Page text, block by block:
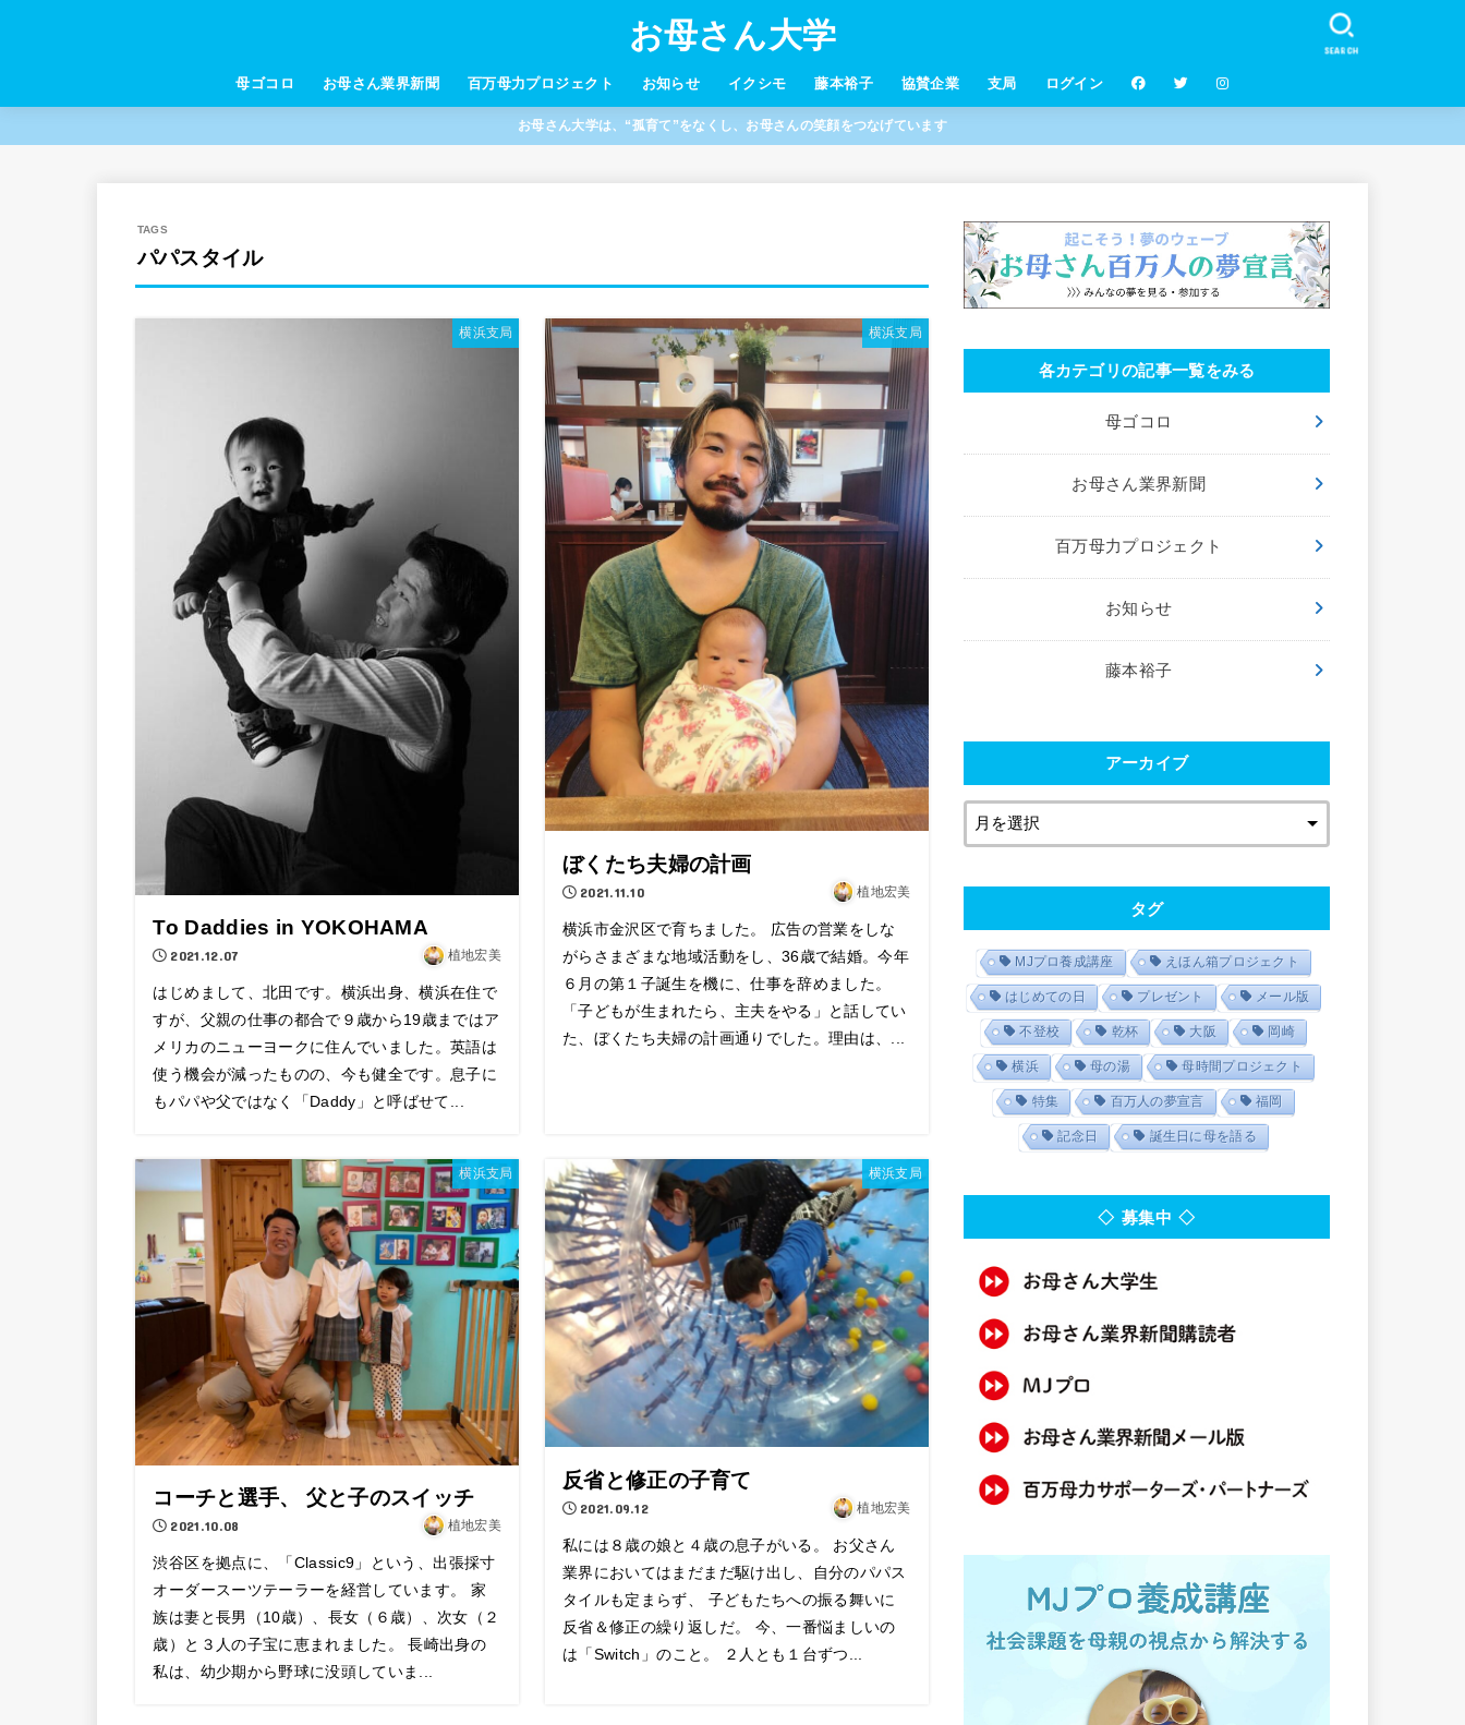
お母さん大学
母ゴコロ お母さん業界新聞 百万母力プロジェクト お知らせ イクシモ 藤本裕子 協賛企業 支局 ログイン
SEARCH
お母さん大学は、“孤育て”をなくし、お母さんの笑顔をつなげています
パパスタイル
横浜支局
To Daddies in YOKOHAMA
2021.12.07 植地宏美
はじめまして、北田です。横浜出身、横浜在住で
すが、父親の仕事の都合で９歳から19歳まではア
メリカのニューヨークに住んでいました。英語は
使う機会が減ったものの、今も健全です。息子に
もパパや父ではなく「Daddy」と呼ばせて...
横浜支局
ぼくたち夫婦の計画
2021.11.10 植地宏美
横浜市金沢区で育ちました。 広告の営業をしな
がらさまざまな地域活動をし、36歳で結婚。今年
６月の第１子誕生を機に、仕事を辞めました。
「子どもが生まれたら、主夫をやる」と話してい
た、ぼくたち夫婦の計画通りでした。理由は、...
横浜支局
コーチと選手、 父と子のスイッチ
2021.10.08 植地宏美
渋谷区を拠点に、「Classic9」という、出張採寸
オーダースーツテーラーを経営しています。 家
族は妻と長男（10歳）、長女（６歳）、次女（２
歳）と３人の子宝に恵まれました。 長崎出身の
私は、幼少期から野球に没頭していま...
横浜支局
反省と修正の子育て
2021.09.12 植地宏美
私には８歳の娘と４歳の息子がいる。 お父さん
業界においてはまだまだ駆け出し、自分のパパス
タイルも定まらず、 子どもたちへの振る舞いに
反省＆修正の繰り返しだ。 今、一番悩ましいの
は「Switch」のこと。 ２人とも１台ずつ...
各カテゴリの記事一覧をみる
母ゴコロ
お母さん業界新聞
百万母力プロジェクト
お知らせ
藤本裕子
アーカイブ
タグ
MJプロ養成講座 えほん箱プロジェクト
はじめての日 プレゼント メール版
不登校 乾杯 大阪 岡崎
横浜 母の湯 母時間プロジェクト
特集 百万人の夢宣言 福岡
記念日 誕生日に母を語る
◇ 募集中 ◇